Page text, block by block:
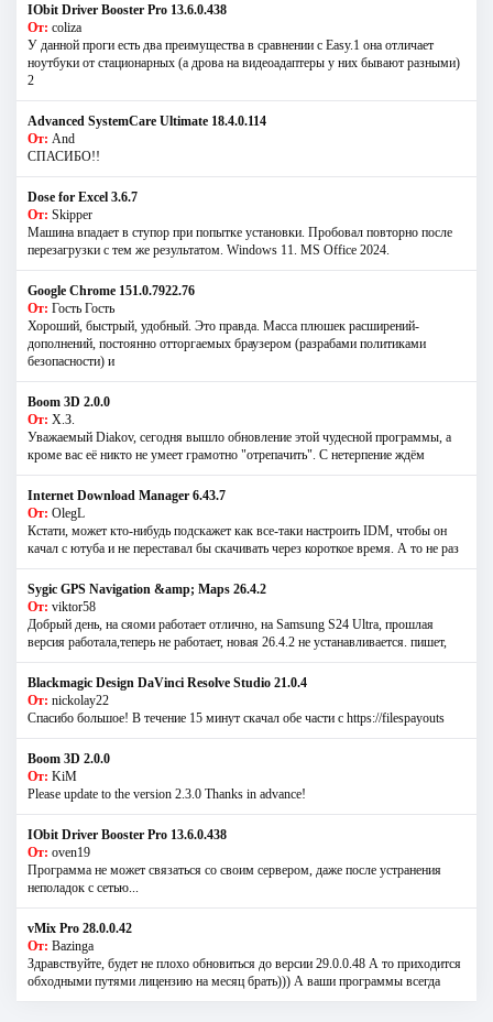
IObit Driver Booster Pro 13.6.0.438
От: coliza
У данной проги есть два преимущества в сравнении с Easy.1 она отличает
ноутбуки от стационарных (а дрова на видеоадаптеры у них бывают разными)
2
Advanced SystemCare Ultimate 18.4.0.114
От: And
СПАСИБО!!
Dose for Excel 3.6.7
От: Skipper
Машина впадает в ступор при попытке установки. Пробовал повторно после
перезагрузки с тем же результатом. Windows 11. MS Offiсe 2024.
Google Chrome 151.0.7922.76
От: Гость Гость
Хороший, быстрый, удобный. Это правда. Масса плюшек расширений-
дополнений, постоянно отторгаемых браузером (разрабами политиками
безопасности) и
Boom 3D 2.0.0
От: Х.З.
Уважаемый Diakov, сегодня вышло обновление этой чудесной программы, а
кроме вас её никто не умеет грамотно "отрепачить". С нетерпение ждём
Internet Download Manager 6.43.7
От: OlegL
Кстати, может кто-нибудь подскажет как все-таки настроить IDM, чтобы он
качал с ютуба и не переставал бы скачивать через короткое время. А то не раз
Sygic GPS Navigation &amp; Maps 26.4.2
От: viktor58
Добрый день, на сяоми работает отлично, на Samsung S24 Ultra, прошлая
версия работала,теперь не работает, новая 26.4.2 не устанавливается. пишет,
Blackmagic Design DaVinci Resolve Studio 21.0.4
От: nickolay22
Спасибо большое! В течение 15 минут скачал обе части с https://filespayouts
Boom 3D 2.0.0
От: KiM
Please update to the version 2.3.0 Thanks in advance!
IObit Driver Booster Pro 13.6.0.438
От: oven19
Программа не может связаться со своим сервером, даже после устранения
неполадок с сетью...
vMix Pro 28.0.0.42
От: Bazinga
Здравствуйте, будет не плохо обновиться до версии 29.0.0.48 А то приходится
обходными путями лицензию на месяц брать))) А ваши программы всегда